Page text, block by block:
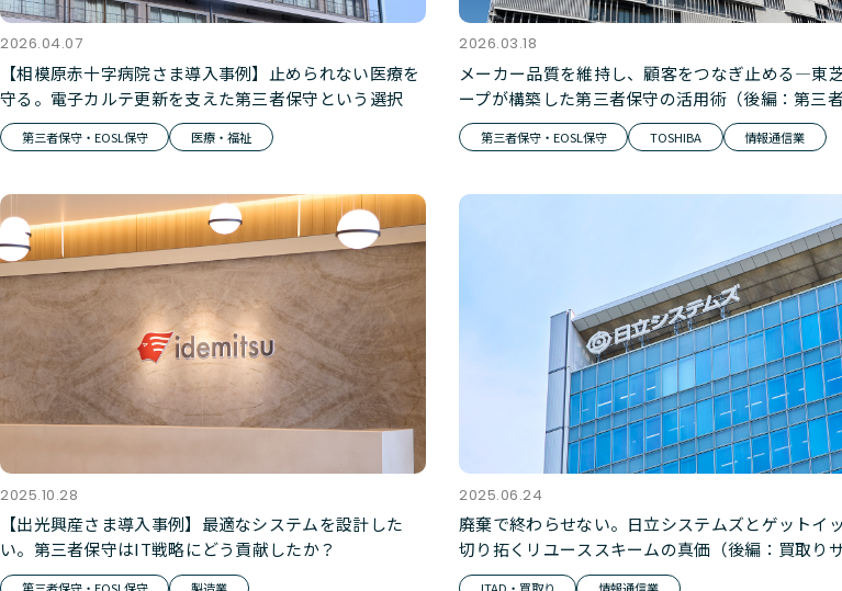
2026.04.07
【相模原赤十字病院さま導入事例】止められない医療を
守る。電子カルテ更新を支えた第三者保守という選択
第三者保守・EOSL保守 医療・福祉
2026.03.18
メーカー品質を維持し、顧客をつなぎ止める―東
ープが構築した第三者保守の活用術（後編：第三
サービス）
第三者保守・EOSL保守 TOSHIBA 情報通信業
2025.10.28
【出光興産さま導入事例】最適なシステムを設計した
い。第三者保守はIT戦略にどう貢献したか？
2025.06.24
廃棄で終わらせない。日立システムズとゲットイ
切り拓くリユーススキームの真価（後編：買取り
ス）